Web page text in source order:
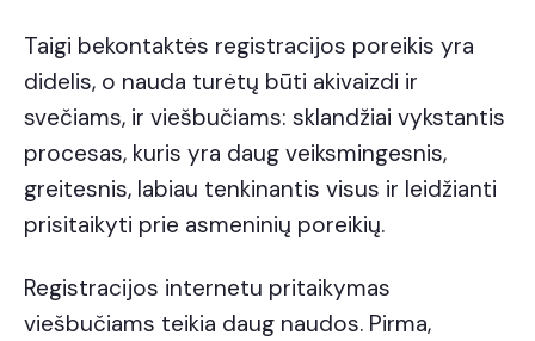
Taigi bekontaktės registracijos poreikis yra
didelis, o nauda turėtų būti akivaizdi ir
svečiams, ir viešbučiams: sklandžiai vykstantis
procesas, kuris yra daug veiksmingesnis,
greitesnis, labiau tenkinantis visus ir leidžianti
prisitaikyti prie asmeninių poreikių.
Registracijos internetu pritaikymas
viešbučiams teikia daug naudos. Pirma,